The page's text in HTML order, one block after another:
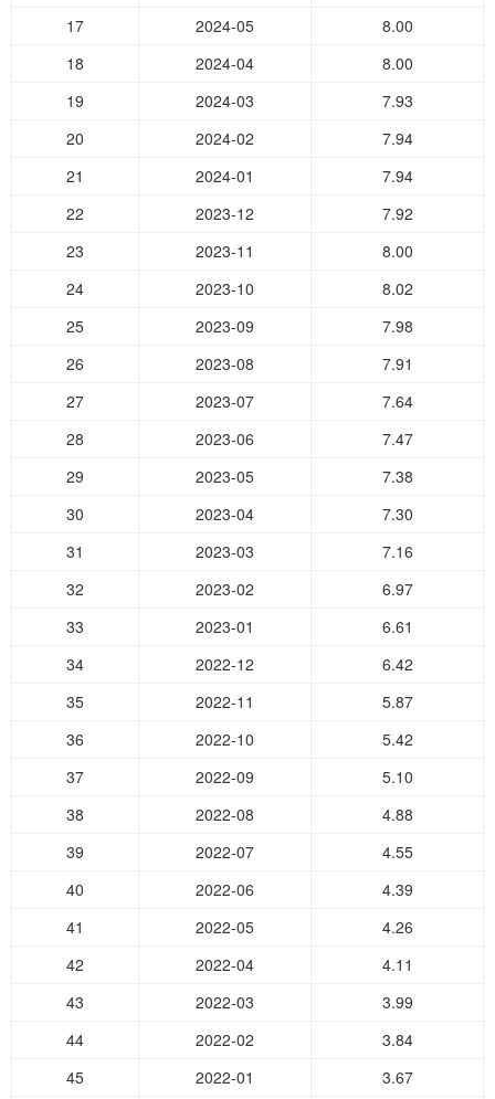
17
2024-05
8.00
18
2024-04
8.00
19
2024-03
7.93
20
2024-02
7.94
21
2024-01
7.94
22
2023-12
7.92
23
2023-11
8.00
24
2023-10
8.02
25
2023-09
7.98
26
2023-08
7.91
27
2023-07
7.64
28
2023-06
7.47
29
2023-05
7.38
30
2023-04
7.30
31
2023-03
7.16
32
2023-02
6.97
33
2023-01
6.61
34
2022-12
6.42
35
2022-11
5.87
36
2022-10
5.42
37
2022-09
5.10
38
2022-08
4.88
39
2022-07
4.55
40
2022-06
4.39
41
2022-05
4.26
42
2022-04
4.11
43
2022-03
3.99
44
2022-02
3.84
45
2022-01 3.67